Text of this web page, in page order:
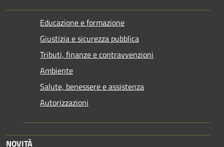
Educazione e formazione
Giustizia e sicurezza pubblica
Tributi, finanze e contravvenzioni
Ambiente
Salute, benessere e assistenza
Autorizzazioni
NOVITÀ